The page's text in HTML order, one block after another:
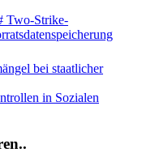
Two-Strike-
bei staatlicher
in Sozialen